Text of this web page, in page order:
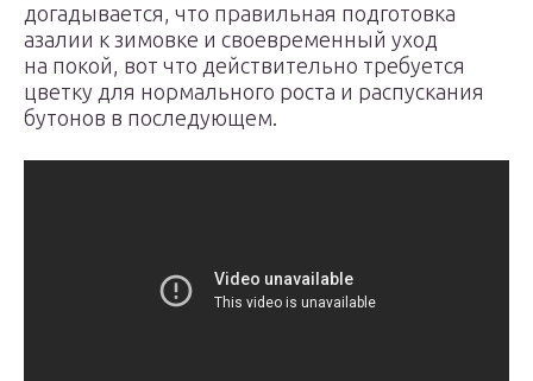
догадывается, что правильная подготовка
азалии к зимовке и своевременный уход
на покой, вот что действительно требуется
цветку для нормального роста и распускания
бутонов в последующем.